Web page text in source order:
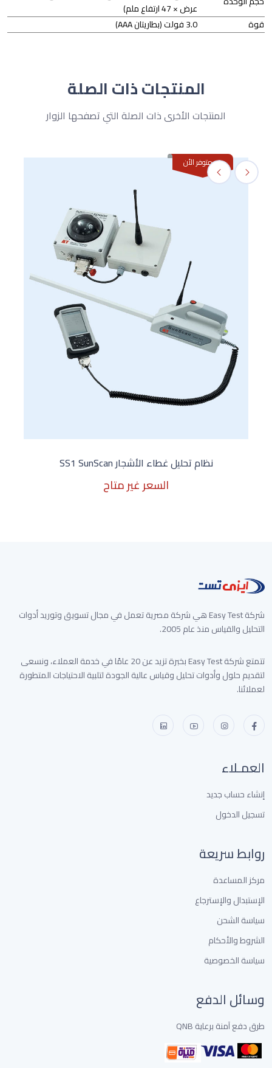
عرض × 47 ارتفاع ملم)
قوة
3.0 فولت (بطاريتان AAA)
المنتجات ذات الصلة
المنتجات الأخرى ذات الصلة التي تصفحها الزوار
غير متوفر الأن
نظام تحليل غطاء الأشجار SS1 SunScan
السعر غير متاح
شركة Easy Test هي شركة مصرية تعمل في مجال تسويق وتوريد أدوات
التحليل والقياس منذ عام 2005.
تتمتع شركة Easy Test بخبرة تزيد عن 20 عامًا في خدمة العملاء، ونسعى
لتقديم حلول وأدوات تحليل وقياس عالية الجودة لتلبية الاحتياجات المتطورة
لعملائنا.
العمـلاء
إنشاء حساب جديد
تسجيل الدخول
روابط سريعة
مركز المساعدة
الإستبدال والإسترجاع
سياسة الشحن
الشروط والأحكام
سياسة الخصوصية
وسائل الدفع
طرق دفع آمنة برعاية QNB